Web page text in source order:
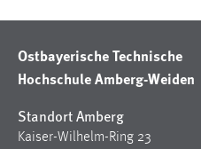
Ostbayerische Technische
Hochschule Amberg-Weiden
Standort Amberg
Kaiser-Wilhelm-Ring 23
Wird benötigt um die
Cookie Laufzeit:
5e9dbeb1811c0446 =
Jahre, MIBEW_UserID = 1 Jahr